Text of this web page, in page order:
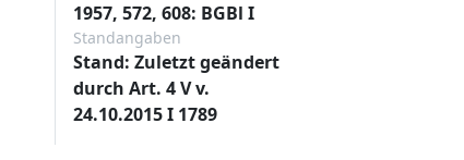
1957, 572, 608: BGBl I
Standangaben
Stand: Zuletzt geändert
durch Art. 4 V v.
24.10.2015 I 1789